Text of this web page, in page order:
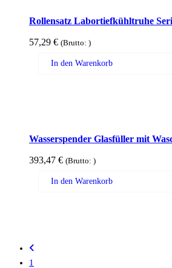
Rollensatz Labortiefkühltruhe
57,29 € (Brutto: )
In den Warenkorb
Wasserspender Glasfüller mit
393,47 € (Brutto: )
In den Warenkorb
1